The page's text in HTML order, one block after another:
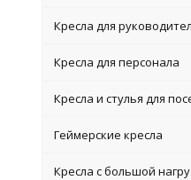
Кресла для
Кресла для персонала
Кресла и стулья для
Геймерские кресла
Кресла с большой